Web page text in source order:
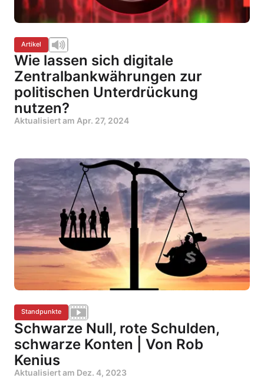
Artikel
Wie lassen sich digitale
Zentralbankwährungen zur
politischen Unterdrückung
nutzen?
Aktualisiert am Apr. 27, 2024
Standpunkte
Schwarze Null, rote Schulden,
schwarze Konten | Von Rob
Kenius
Aktualisiert am Dez. 4, 2023